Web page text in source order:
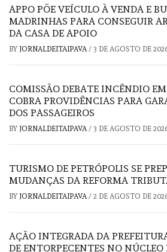
APPO PÕE VEÍCULO À VENDA E
MADRINHAS PARA CONSEGUIR
DA CASA DE APOIO
BY JORNALDEITAIPAVA/ 3 DE AGOSTO DE
COMISSÃO DEBATE INCÊNDIO
COBRA PROVIDÊNCIAS PARA
DOS PASSAGEIROS
BY JORNALDEITAIPAVA/ 3 DE AGOSTO DE
TURISMO DE PETRÓPOLIS SE
MUDANÇAS DA REFORMA
BY JORNALDEITAIPAVA/ 2 DE AGOSTO DE
AÇÃO INTEGRADA DA
DE ENTORPECENTES NO